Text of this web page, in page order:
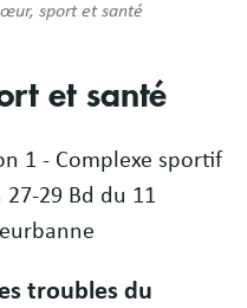
sport et santé
et santé
1 - Complexe sportif
27-29 Bd du 11
troubles du